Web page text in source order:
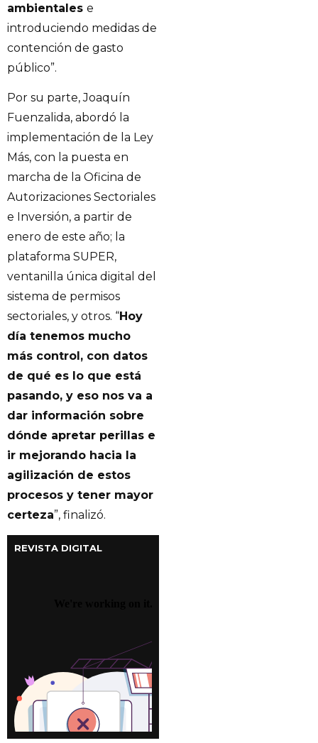
ambientales e
introduciendo medidas de
contención de gasto
público”.
Por su parte, Joaquín
Fuenzalida, abordó la
implementación de la Ley
Más, con la puesta en
marcha de la Oficina de
Autorizaciones Sectoriales
e Inversión, a partir de
enero de este año; la
plataforma SUPER,
ventanilla única digital del
sistema de permisos
sectoriales, y otros. “Hoy
día tenemos mucho
más control, con datos
de qué es lo que está
pasando, y eso nos va a
dar información sobre
dónde apretar perillas e
ir mejorando hacia la
agilización de estos
procesos y tener mayor
certeza”, finalizó.
REVISTA DIGITAL